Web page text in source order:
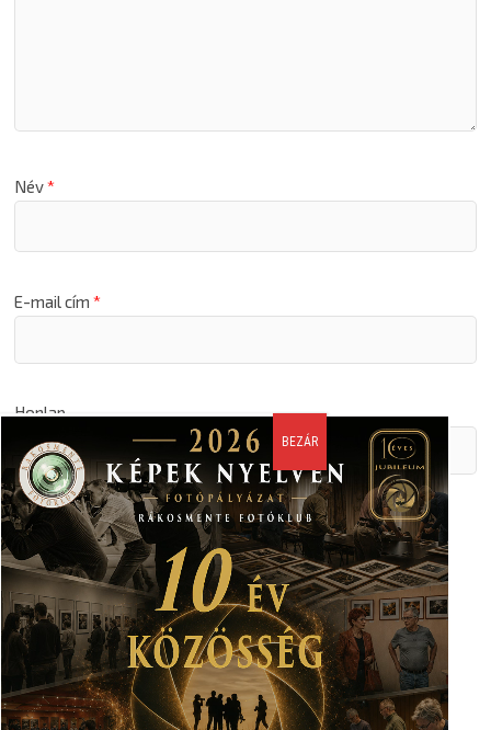
Név*
E-mail cím*
Honlap
A nevem, email címem, és weboldalcímem mentése a
böngészőben a következő hozzászólásomhoz.